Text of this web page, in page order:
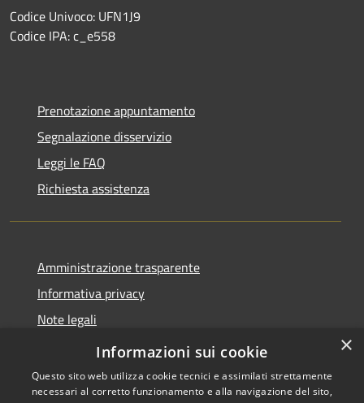
Codice Univoco: UFN1J9
Codice IPA: c_e558
Prenotazione appuntamento
Segnalazione disservizio
Leggi le FAQ
Richiesta assistenza
Amministrazione trasparente
Informativa privacy
Note legali
Dichiarazione di accessibilità
×
Informazioni sui cookie
Questo sito web utilizza cookie tecnici e assimilati strettamente
necessari al corretto funzionamento e alla navigazione del sito,